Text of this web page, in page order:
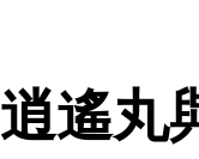
逍遙丸